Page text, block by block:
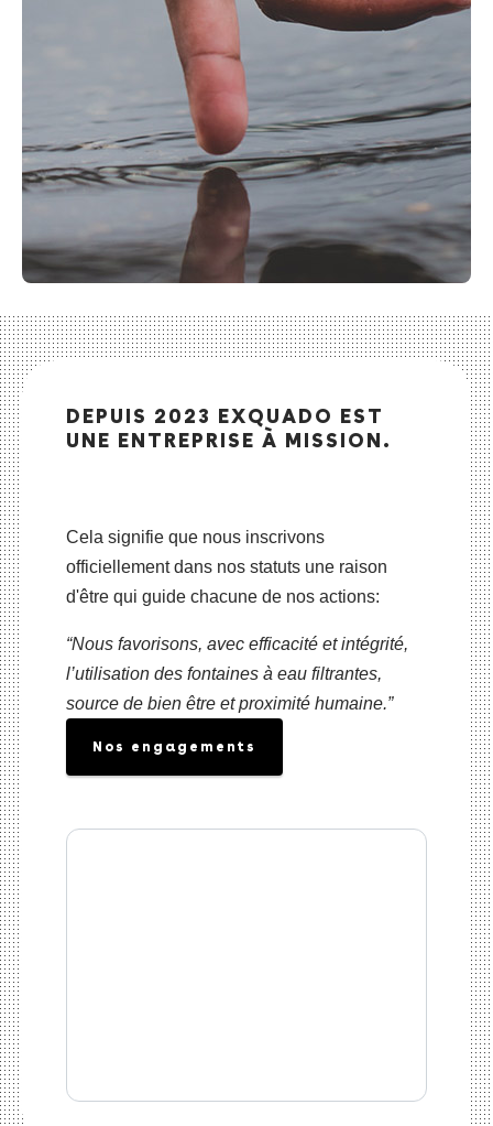
DEPUIS 2023 EXQUADO EST
UNE ENTREPRISE À MISSION.
Cela signifie que nous inscrivons
officiellement dans nos statuts une raison
d'être qui guide chacune de nos actions:
“Nous favorisons, avec efficacité et intégrité,
l’utilisation des fontaines à eau filtrantes,
source de bien être et proximité humaine.”
Nos engagements